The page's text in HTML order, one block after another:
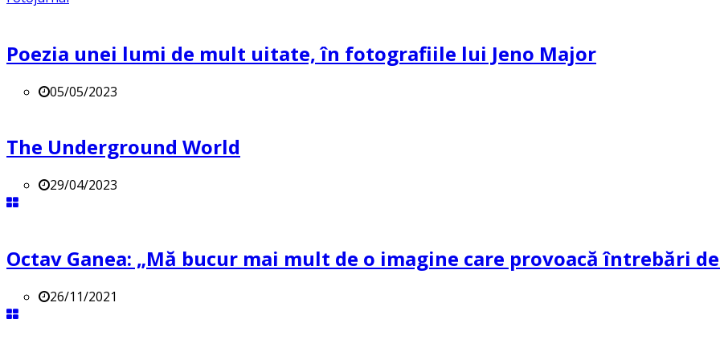
Poezia unei lumi de mult uitate, în fotografiile lui Jeno Major
05/05/2023
The Underground World
29/04/2023
Octav Ganea: „Mă bucur mai mult de o imagine care provoacă întrebări
26/11/2021